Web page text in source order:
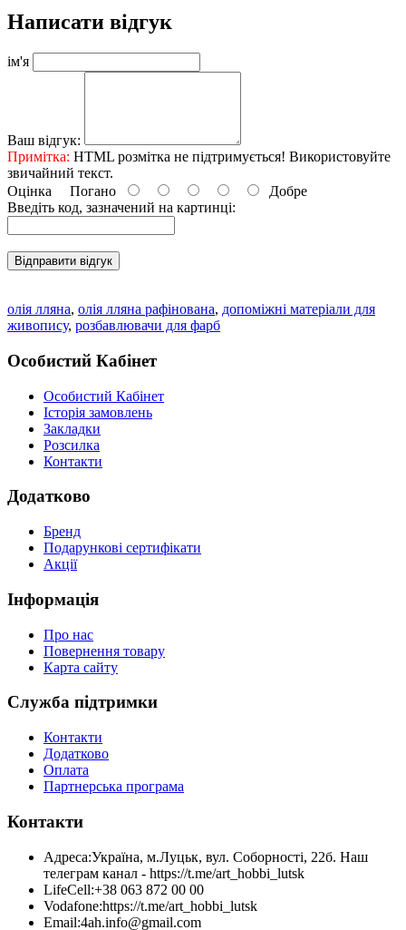
Написати відгук
ім'я
Ваш відгук:
Примітка: HTML розмітка не підтримується! Використовуйте
звичайний текст.
Оцінка Погано
Добре
Введіть код, зазначений на картинці:
Відправити відгук
олія лляна, олія лляна рафінована, допоміжні матеріали для
живопису, розбавлювачи для фарб
Особистий Кабінет
Особистий Кабінет
Історія замовлень
Закладки
Розсилка
Контакти
Додатково
Бренд
Подарункові сертифікати
Акції
Інформація
Про нас
Повернення товару
Карта сайту
Служба підтримки
Контакти
Додатково
Оплата
Партнерська програма
Контакти
Адреса:Україна, м.Луцьк, вул. Соборності, 22б. Наш
телеграм канал - https://t.me/art_hobbi_lutsk
LifeCell:+38 063 872 00 00
Vodafone:https://t.me/art_hobbi_lutsk
Email:4ah.info@gmail.com